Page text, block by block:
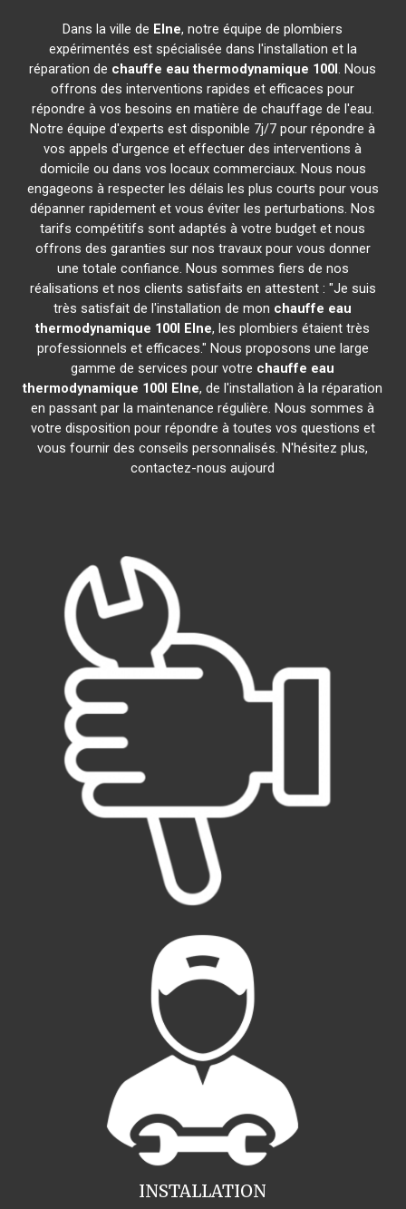
Dans la ville de Elne, notre équipe de plombiers
expérimentés est spécialisée dans l'installation et la
réparation de chauffe eau thermodynamique 100l. Nous
offrons des interventions rapides et efficaces pour
répondre à vos besoins en matière de chauffage de l'eau.
Notre équipe d'experts est disponible 7j/7 pour répondre à
vos appels d'urgence et effectuer des interventions à
domicile ou dans vos locaux commerciaux. Nous nous
engageons à respecter les délais les plus courts pour vous
dépanner rapidement et vous éviter les perturbations. Nos
tarifs compétitifs sont adaptés à votre budget et nous
offrons des garanties sur nos travaux pour vous donner
une totale confiance. Nous sommes fiers de nos
réalisations et nos clients satisfaits en attestent : "Je suis
très satisfait de l'installation de mon chauffe eau
thermodynamique 100l Elne, les plombiers étaient très
professionnels et efficaces." Nous proposons une large
gamme de services pour votre chauffe eau
thermodynamique 100l Elne, de l'installation à la réparation
en passant par la maintenance régulière. Nous sommes à
votre disposition pour répondre à toutes vos questions et
vous fournir des conseils personnalisés. N'hésitez plus,
contactez-nous aujourd
INSTALLATION